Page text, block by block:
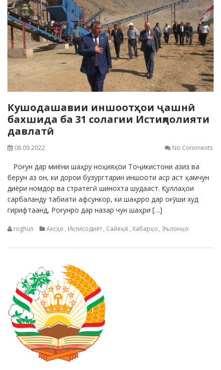
Кушодашавии иншоотҳои ҷашнӣ
бахшида ба 31 солагии Истиқлолияти
давлатӣ
08.09.2022 No Comments
Роғун дар миёни шаҳру ноҳияҳои Тоҷикистони азиз ва
берун аз он, ки дорои бузургтарин иншооти аср аст ҳамчун
диёри номдор ва стратегӣ шинохта шудааст. Қуллаҳои
сарбаланду табиати афсункор, ки шаҳрро дар оғӯши худ
гирифтаанд, Роғунро дар назар чун шаҳри […]
roghun Аксҳо , Иқтисодиёт, Сайёҳӣ , Хабарҳо , Эълонҳо